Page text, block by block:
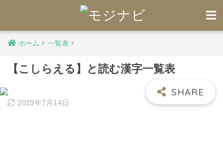
ホーム 一覧表
【こしらえる】と読む漢字一覧表
2019年7月14日